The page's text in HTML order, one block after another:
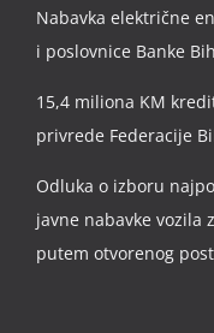
Nabavka električne
i poslovnice Banke
15,4 miliona KM
privrede Federacije
Odluka o izboru
javne nabavke vozila
putem otvorenog